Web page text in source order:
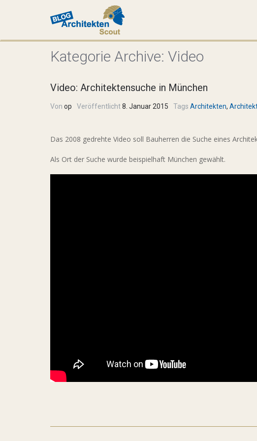
Kategorie Archive: Video
Video: Architektensuche in München
Von op Veröffentlicht8. Januar 2015 Tags Architekten,
Das 2008 gedrehte Video soll Bauherren die Suche eines
Als Ort der Suche wurde beispielhaft München gewählt.